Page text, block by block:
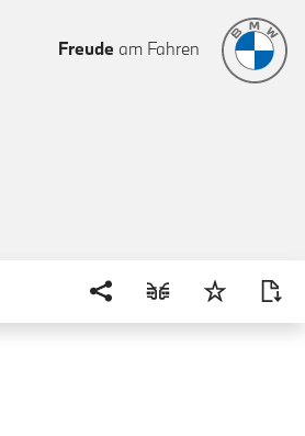
Freude am Fahren